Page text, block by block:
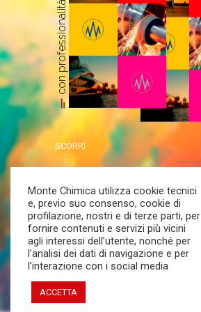
con professionalità
short_text
SCORRI
Monte Chimica utilizza cookie tecnici
e, previo suo consenso, cookie di
profilazione, nostri e di terze parti, per
fornire contenuti e servizi più vicini
agli interessi dell’utente, nonché per
l'analisi dei dati di navigazione e per
l’interazione con i social media
ACCETTA